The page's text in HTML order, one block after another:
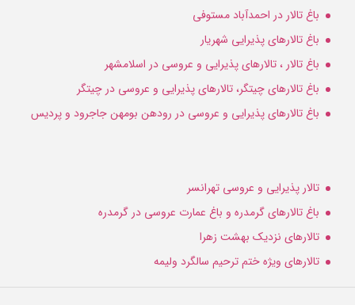
باغ تالار در احمدآباد مستوفی
باغ تالارهای پذیرایی شهریار
باغ تالار ، تالارهای پذیرایی و عروسی در اسلامشهر
باغ تالارهای چیتگر، تالارهای پذیرایی و عروسی در چیتگر
باغ تالارهای پذیرایی و عروسی در رودهن بومهن جاجرود و پردیس
تالار پذیرایی و عروسی تهرانسر
باغ تالارهای گرمدره و باغ عمارت عروسی در گرمدره
تالارهای نزدیک بهشت زهرا
تالارهای ویژه ختم ترحیم سالگرد ولیمه